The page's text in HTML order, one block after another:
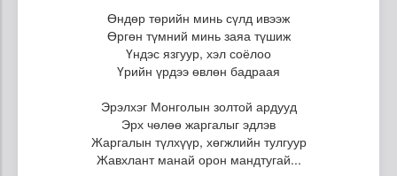
Өндөр төрийн минь сүлд ивээж
Өргөн түмний минь заяа түшиж
Үндэс язгуур, хэл соёлоо
Үрийн үрдээ өвлөн бадраая
Эрэлхэг Монголын золтой ардууд
Эрх чөлөө жаргалыг эдлэв
Жаргалын түлхүүр, хөгжлийн тулгуур
Жавхлант манай орон мандтугай...